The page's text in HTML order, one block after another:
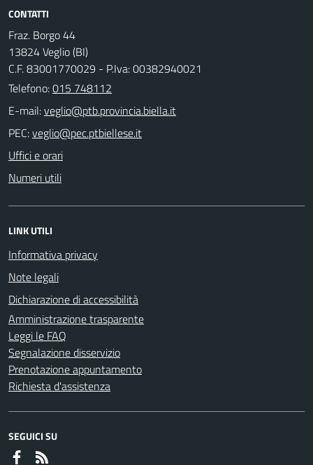
CONTATTI
Fraz. Borgo 44
13824 Veglio (BI)
C.F. 83001770029 - P.Iva: 00382940021
Telefono:015 748112
E-mail:
PEC:
Uffici e orari
Numeri utili
LINK UTILI
Informativa privacy
Note legali
Dichiarazione di accessibilità
Amministrazione trasparente
Leggi le FAQ
Segnalazione disservizio
Prenotazione appuntamento
Richiesta d'assistenza
SEGUICI SU